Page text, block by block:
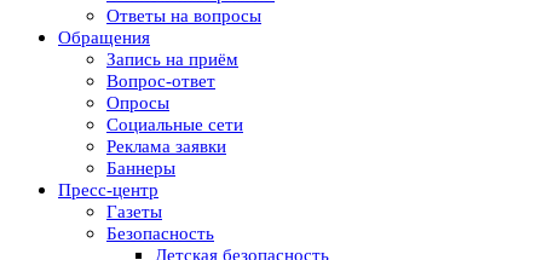
Ответы на вопросы
Обращения
Запись на приём
Вопрос-ответ
Опросы
Социальные сети
Реклама заявки
Баннеры
Пресс-центр
Газеты
Безопасность
Детская безопасность